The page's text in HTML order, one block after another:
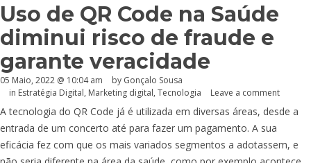
Uso de QR Code na Saúde
diminui risco de fraude e
garante veracidade
05 Maio, 2022 @ 10:04 am by Gonçalo Sousa
in Estratégia Digital, Marketing digital, Tecnologia Leave a comment
A tecnologia do QR Code já é utilizada em diversas áreas, desde a
entrada de um concerto até para fazer um pagamento. A sua
eficácia fez com que os mais variados segmentos a adotassem, e